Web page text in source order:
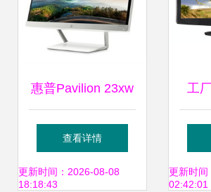
惠普Pavilion 23xw
13英寸IPS广视角
白色显示器，不闪
查看详情
更新时间：2026-08-08
18:18:43
工
如
更新时
02:42:01